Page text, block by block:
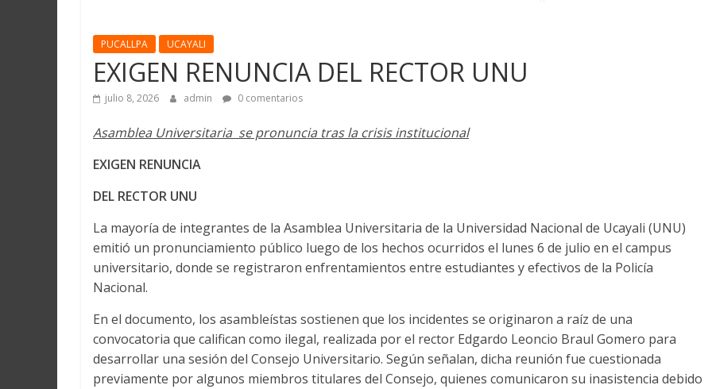
PUCALLPA UCAYALI
EXIGEN RENUNCIA DEL RECTOR UNU
julio 8, 2026 admin 0 comentarios
Asamblea Universitaria se pronuncia tras la crisis institucional
EXIGEN RENUNCIA
DEL RECTOR UNU
La mayoría de integrantes de la Asamblea Universitaria de la Universidad Nacional de Ucayali (UNU)
emitió un pronunciamiento público luego de los hechos ocurridos el lunes 6 de julio en el campus
universitario, donde se registraron enfrentamientos entre estudiantes y efectivos de la Policía
Nacional.
En el documento, los asambleístas sostienen que los incidentes se originaron a raíz de una
convocatoria que califican como ilegal, realizada por el rector Edgardo Leoncio Braul Gomero para
desarrollar una sesión del Consejo Universitario. Según señalan, dicha reunión fue cuestionada
previamente por algunos miembros titulares del Consejo, quienes comunicaron su inasistencia debido